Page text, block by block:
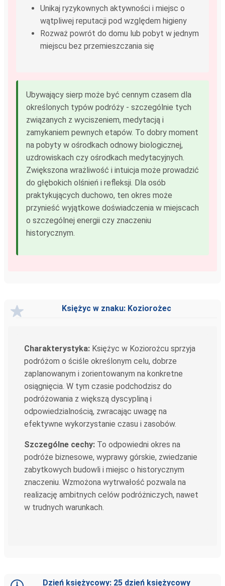
Unikaj ryzykownych aktywności i miejsc o
wątpliwej reputacji pod względem higieny
Rozważ powrót do domu lub pobyt w jednym
miejscu bez przemieszczania się
Ubywający sierp może być cennym czasem dla
określonych typów podróży - szczególnie tych
związanych z wyciszeniem, medytacją i
zamykaniem pewnych etapów. To dobry moment
na pobyty w ośrodkach odnowy biologicznej,
uzdrowiskach czy ośrodkach medytacyjnych.
Zwiększona wrażliwość i intuicja może prowadzić
do głębokich olśnień i refleksji. Dla osób
praktykujących duchowo, ten okres może
przynieść wyjątkowe doświadczenia w miejscach
o szczególnej energii czy znaczeniu
historycznym.
Księżyc w znaku: Koziorożec
Charakterystyka: Księżyc w Koziorożcu sprzyja
podróżom o ściśle określonym celu, dobrze
zaplanowanym i zorientowanym na konkretne
osiągnięcia. W tym czasie podchodzisz do
podróżowania z większą dyscypliną i
odpowiedzialnością, zwracając uwagę na
efektywne wykorzystanie czasu i zasobów.
Szczególne cechy: To odpowiedni okres na
podróże biznesowe, wyprawy górskie, zwiedzanie
zabytkowych budowli i miejsc o historycznym
znaczeniu. Wzmożona wytrwałość pozwala na
realizację ambitnych celów podróżniczych, nawet
w trudnych warunkach.
Dzień księżycowy: 25 dzień księżycowy